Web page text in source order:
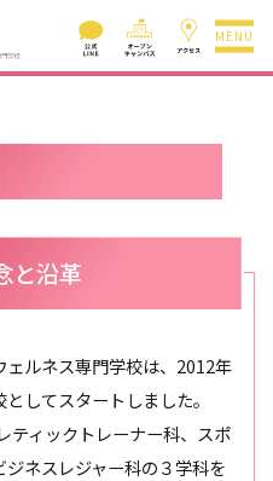
MENU
と沿革
ルネス専門学校は、2012年
してスタートしました。
ティックトレーナー科、スポ
ネスレジャー科の３学科を